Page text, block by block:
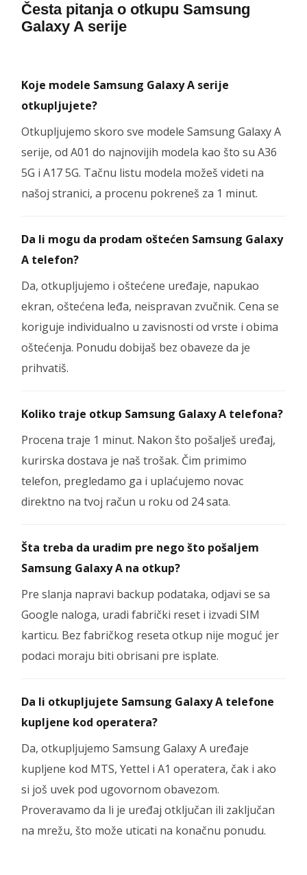
Česta pitanja o otkupu Samsung
Galaxy A serije
Koje modele Samsung Galaxy A serije
otkupljujete?
Otkupljujemo skoro sve modele Samsung Galaxy A
serije, od A01 do najnovijih modela kao što su A36
5G i A17 5G. Tačnu listu modela možeš videti na
našoj stranici, a procenu pokreneš za 1 minut.
Da li mogu da prodam oštećen Samsung Galaxy
A telefon?
Da, otkupljujemo i oštećene uređaje, napukao
ekran, oštećena leđa, neispravan zvučnik. Cena se
koriguje individualno u zavisnosti od vrste i obima
oštećenja. Ponudu dobijaš bez obaveze da je
prihvatiš.
Koliko traje otkup Samsung Galaxy A telefona?
Procena traje 1 minut. Nakon što pošalješ uređaj,
kurirska dostava je naš trošak. Čim primimo
telefon, pregledamo ga i uplaćujemo novac
direktno na tvoj račun u roku od 24 sata.
Šta treba da uradim pre nego što pošaljem
Samsung Galaxy A na otkup?
Pre slanja napravi backup podataka, odjavi se sa
Google naloga, uradi fabrički reset i izvadi SIM
karticu. Bez fabričkog reseta otkup nije moguć jer
podaci moraju biti obrisani pre isplate.
Da li otkupljujete Samsung Galaxy A telefone
kupljene kod operatera?
Da, otkupljujemo Samsung Galaxy A uređaje
kupljene kod MTS, Yettel i A1 operatera, čak i ako
si još uvek pod ugovornom obavezom.
Proveravamo da li je uređaj otključan ili zaključan
na mrežu, što može uticati na konačnu ponudu.